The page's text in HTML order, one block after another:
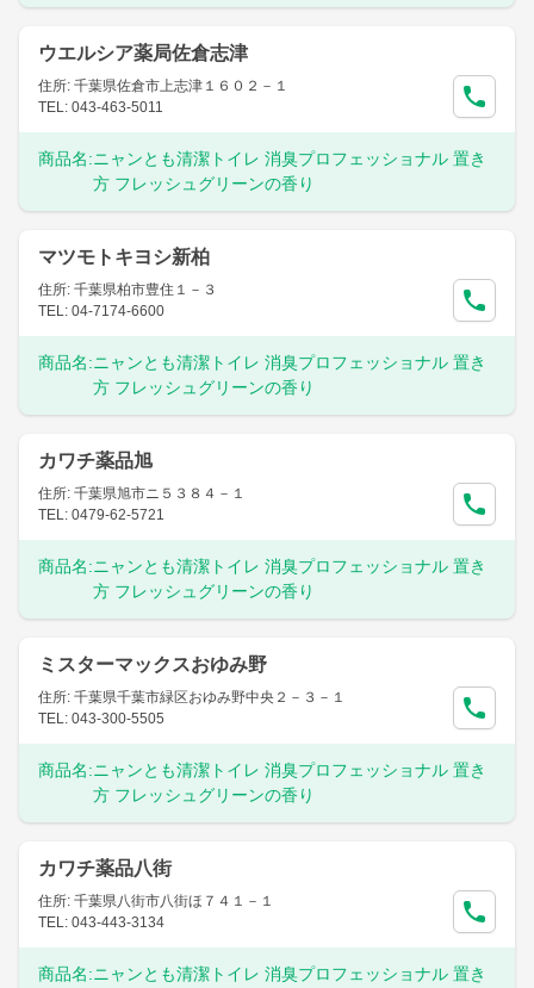
ウエルシア薬局佐倉志津
住所: 千葉県佐倉市上志津１６０２－１
TEL: 043-463-5011
商品名:ニャンとも清潔トイレ 消臭プロフェッショナル 置き
方 フレッシュグリーンの香り
マツモトキヨシ新柏
住所: 千葉県柏市豊住１－３
TEL: 04-7174-6600
商品名:ニャンとも清潔トイレ 消臭プロフェッショナル 置き
方 フレッシュグリーンの香り
カワチ薬品旭
住所: 千葉県旭市ニ５３８４－１
TEL: 0479-62-5721
商品名:ニャンとも清潔トイレ 消臭プロフェッショナル 置き
方 フレッシュグリーンの香り
ミスターマックスおゆみ野
住所: 千葉県千葉市緑区おゆみ野中央２－３－１
TEL: 043-300-5505
商品名:ニャンとも清潔トイレ 消臭プロフェッショナル 置き
方 フレッシュグリーンの香り
カワチ薬品八街
住所: 千葉県八街市八街ほ７４１－１
TEL: 043-443-3134
商品名:ニャンとも清潔トイレ 消臭プロフェッショナル 置き